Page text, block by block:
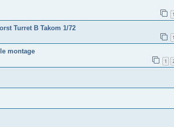
1
Turret B Takom 1/72
1
montage
1